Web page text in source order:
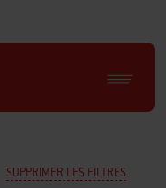
SUPPRIMER LES FILTRES